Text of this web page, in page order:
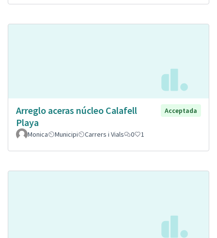
Arreglo aceras núcleo Calafell
Playa
Acceptada
Monica Municipi Carrers i Vials 0 1